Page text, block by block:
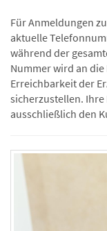
Für Anmeldungen
aktuelle
während der
Nummer wird an
Erreichbarkeit der
sicherzustellen.
ausschließlich den